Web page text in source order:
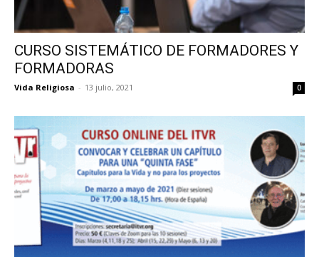
CURSO SISTEMÁTICO DE FORMADORES Y
FORMADORAS
Vida Religiosa - 13 julio, 2021 0